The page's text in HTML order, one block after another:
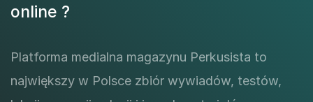
online ?
Platforma medialna magazynu Perkusista to
największy w Polsce zbiór wywiadów, testów,